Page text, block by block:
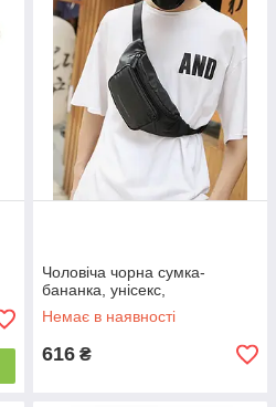
Чоловіча чорна сумка-
бананка, унісекс,
Немає в наявності
616 ₴